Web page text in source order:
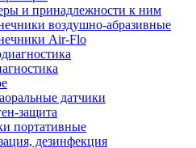
и принадлежности к ним
воздушно-абразивные
Air-Flo
датчики
защита
портативные